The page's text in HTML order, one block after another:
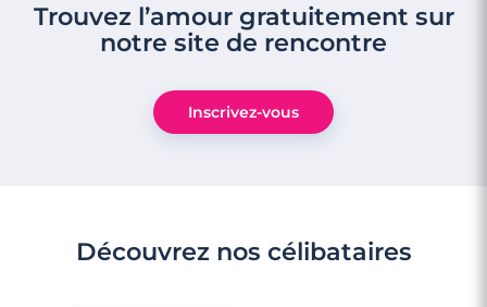
Rencontre à Tarascon
Trouvez l’amour gratuitement sur
notre site de rencontre
Inscrivez-vous
Découvrez nos célibataires